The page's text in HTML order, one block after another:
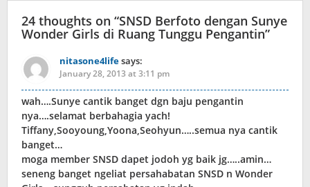
24 thoughts on “SNSD Berfoto dengan Sunye
Wonder Girls di Ruang Tunggu Pengantin”
nitasone4lifesays:
January 28, 2013 at 3:11 pm
wah….Sunye cantik banget dgn baju pengantin
nya….selamat berbahagia yach!
Tiffany,Sooyoung,Yoona,Seohyun…..semua nya cantik
banget…
moga member SNSD dapet jodoh yg baik jg…..amin…
seneng banget ngeliat persahabatan SNSD n Wonder